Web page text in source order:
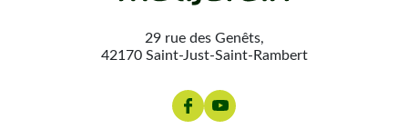
29 rue des Genêts,
42170 Saint-Just-Saint-Rambert